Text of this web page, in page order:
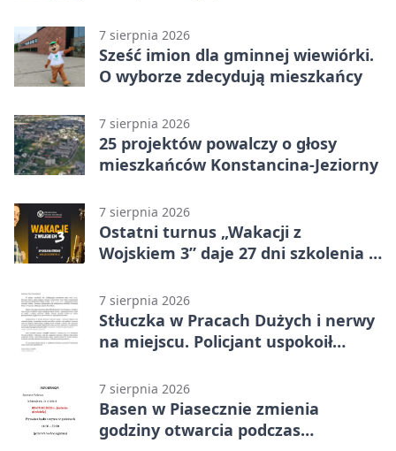
7 sierpnia 2026
Sześć imion dla gminnej wiewiórki.
O wyborze zdecydują mieszkańcy
7 sierpnia 2026
25 projektów powalczy o głosy
mieszkańców Konstancina-Jeziorny
7 sierpnia 2026
Ostatni turnus „Wakacji z
Wojskiem 3” daje 27 dni szkolenia i
7 sierpnia 2026
Stłuczka w Pracach Dużych i nerwy
na miejscu. Policjant uspokoił
7 sierpnia 2026
Basen w Piasecznie zmienia
godziny otwarcia podczas